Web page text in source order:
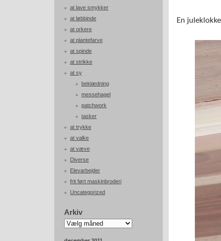
at lave smykker
at løbbinde
at orkere
at plantefarve
at spinde
at strikke
at sy
beklædning
messehagel
patchwork
tasker
at trykke
at valke
at væve
Diverse
Elevarbejder
frit ført maskinbroderi
Uncategorized
Arkiv
Arkiv
En